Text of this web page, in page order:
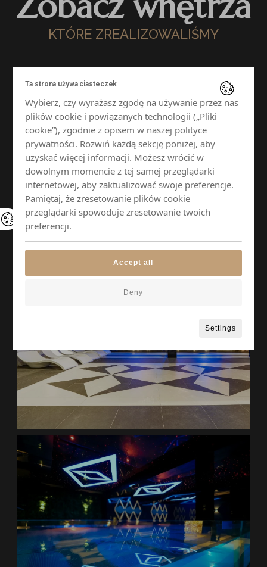
KTÓRE ZREALIZOWALIŚMY
Ta strona używa ciasteczek
Wybierz, czy wyrażasz zgodę na używanie przez nas
plików cookie i powiązanych technologii („Pliki
cookie”), zgodnie z opisem w naszej polityce
prywatności. Rozwiń każdą sekcję poniżej, aby
uzyskać więcej informacji. Możesz wrócić w
dowolnym momencie z tej samej przeglądarki
internetowej, aby zaktualizować swoje preferencje.
Pamiętaj, że zresetowanie plików cookie
przeglądarki spowoduje zresetowanie twoich
preferencji.
Settings
Deny
Accept all